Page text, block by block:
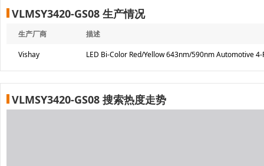
VLMSY3420-GS08 生产情况
生产厂商 描述
Vishay LED Bi-Color Red/Yellow 643nm/590nm Automotive 4-
VLMSY3420-GS08 搜索热度走势